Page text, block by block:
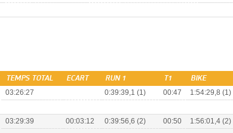
TEMPS TOTAL ECART RUN 1 T1 BIKE
03:26:27 0:39:39,1 (1) 00:47 1:54:29,8 (1)
03:29:39 00:03:12 0:39:56,6 (2) 00:50 1:56:01,4 (2)